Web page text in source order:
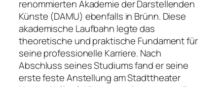
renommierten Akademie der Darstellenden
Künste (DAMU) ebenfalls in Brünn. Diese
akademische Laufbahn legte das
theoretische und praktische Fundament für
seine professionelle Karriere. Nach
Abschluss seines Studiums fand er seine
erste feste Anstellung am Stadttheater